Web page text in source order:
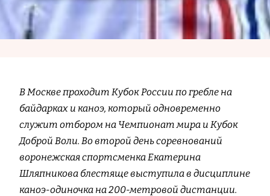
В Москве проходит Кубок России по гребле на
байдарках и каноэ, который одновременно
служит отбором на Чемпионат мира и Кубок
Доброй Воли. Во второй день соревнований
воронежская спортсменка Екатерина
Шляпникова блестяще выступила в дисциплине
каноэ-одиночка на 200-метровой дистанции.